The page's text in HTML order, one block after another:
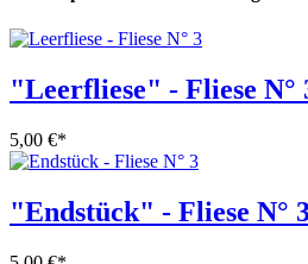
"Leerfliese" - Fliese N°
5,00 €*
"Endstück" - Fliese N°